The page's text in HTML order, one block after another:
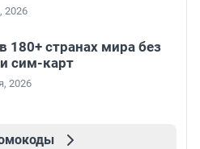
2026
180+ странах мира без
сим-карт
2026